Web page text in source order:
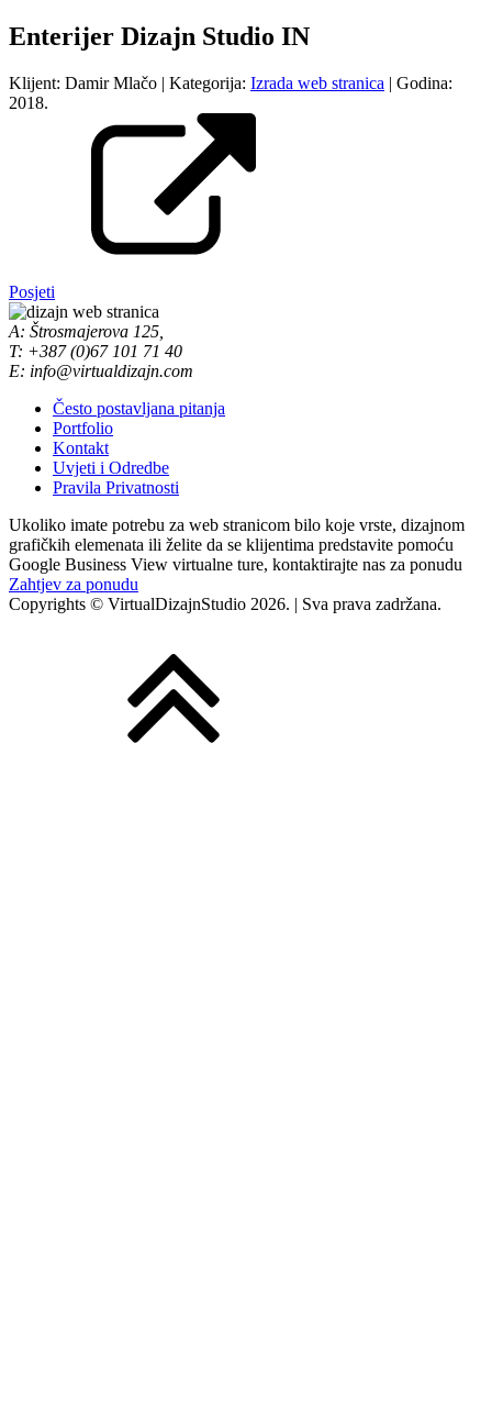
Enterijer Dizajn Studio IN
Klijent: Damir Mlačo | Kategorija: Izrada web stranica | Godina:
2018.
Posjeti
A: Štrosmajerova 125,
T: +387 (0)67 101 71 40
E: info@virtualdizajn.com
Često postavljana pitanja
Portfolio
Kontakt
Uvjeti i Odredbe
Pravila Privatnosti
Ukoliko imate potrebu za web stranicom bilo koje vrste, dizajnom
grafičkih elemenata ili želite da se klijentima predstavite pomoću
Google Business View virtualne ture, kontaktirajte nas za ponudu
Zahtjev za ponudu
Copyrights © VirtualDizajnStudio 2026. | Sva prava zadržana.